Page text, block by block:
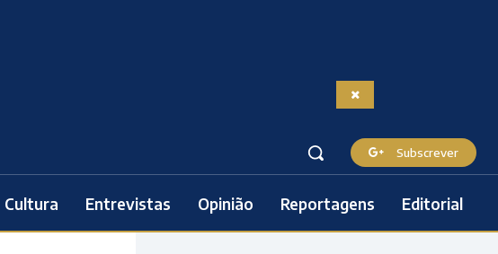
Subscrever
Cultura Entrevistas Opinião Reportagens Editorial